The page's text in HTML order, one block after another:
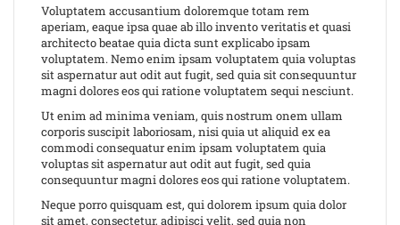
Voluptatem accusantium doloremque totam rem
aperiam, eaque ipsa quae ab illo invento veritatis et quasi
architecto beatae quia dicta sunt explicabo ipsam
voluptatem. Nemo enim ipsam voluptatem quia voluptas
sit aspernatur aut odit aut fugit, sed quia sit consequuntur
magni dolores eos qui ratione voluptatem sequi nesciunt.
Ut enim ad minima veniam, quis nostrum onem ullam
corporis suscipit laboriosam, nisi quia ut aliquid ex ea
commodi consequatur enim ipsam voluptatem quia
voluptas sit aspernatur aut odit aut fugit, sed quia
consequuntur magni dolores eos qui ratione voluptatem.
Neque porro quisquam est, qui dolorem ipsum quia dolor
sit amet, consectetur, adipisci velit, sed quia non